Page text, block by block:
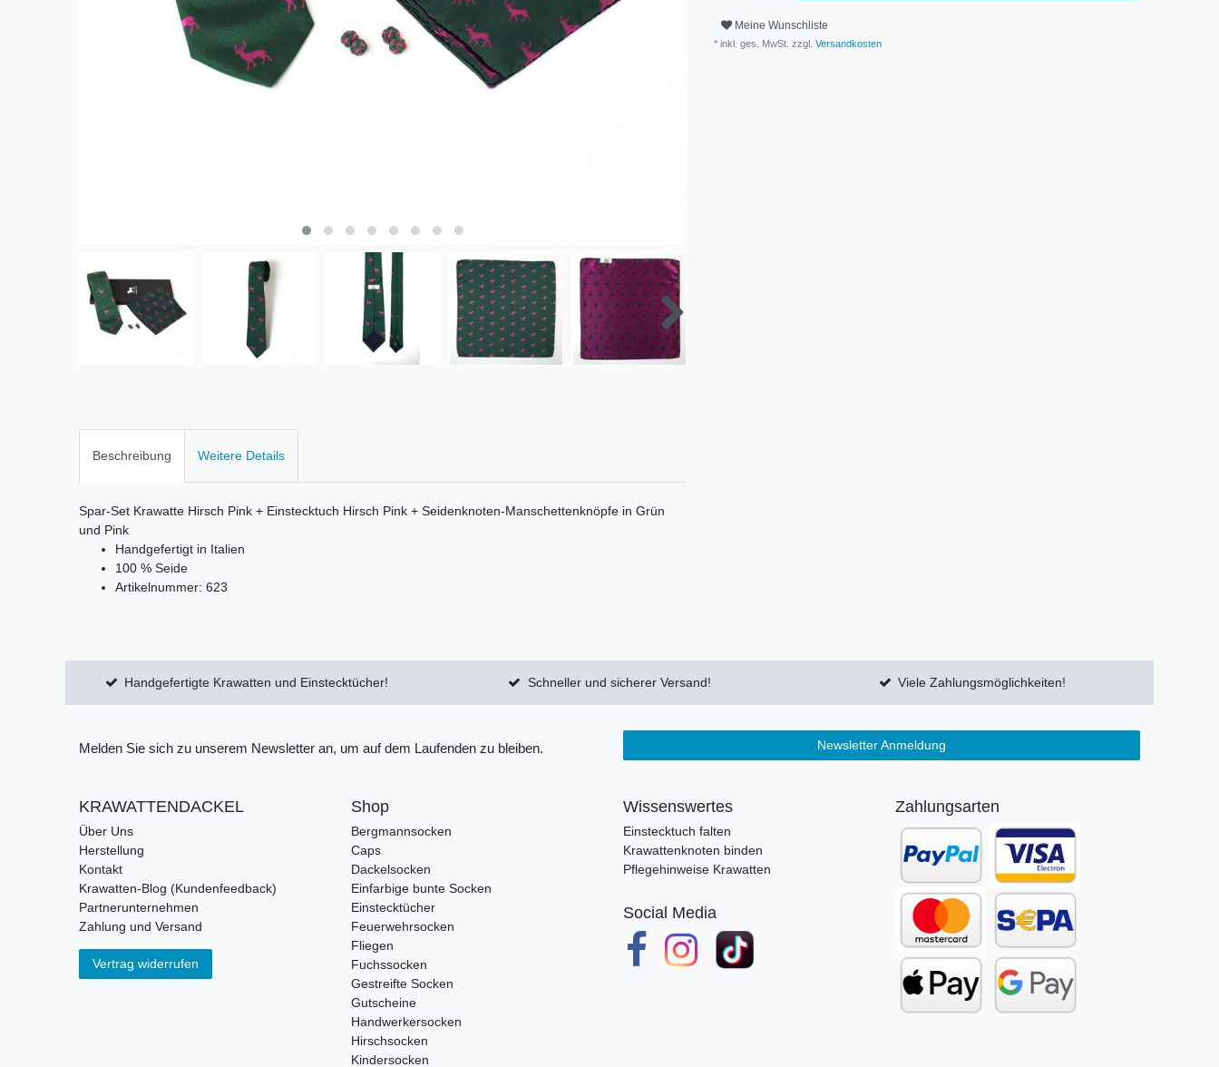
Meine Wunschliste
* inkl. ges. MwSt. zzgl. Versandkosten
Beschreibung Weitere Details
Spar-Set Krawatte Hirsch Pink + Einstecktuch Hirsch Pink + Seidenknoten-Manschettenknöpfe in Grün
und Pink
Handgefertigt in Italien
100 % Seide
Artikelnummer: 623
Handgefertigte Krawatten und Einstecktücher! Schneller und sicherer Versand! Viele Zahlungsmöglichkeiten!
Melden Sie sich zu unserem Newsletter an, um auf dem Laufenden zu bleiben. Newsletter Anmeldung
KRAWATTENDACKEL
Über Uns
Herstellung
Kontakt
Krawatten-Blog (Kundenfeedback)
Partnerunternehmen
Zahlung und Versand
Vertrag widerrufen
Shop
Bergmannsocken
Caps
Dackelsocken
Einfarbige bunte Socken
Einstecktücher
Feuerwehrsocken
Fliegen
Fuchssocken
Gestreifte Socken
Gutscheine
Handwerkersocken
Hirschsocken
Kindersocken
Wissenswertes
Einstecktuch falten
Krawattenknoten binden
Pflegehinweise Krawatten
Social Media
Zahlungsarten